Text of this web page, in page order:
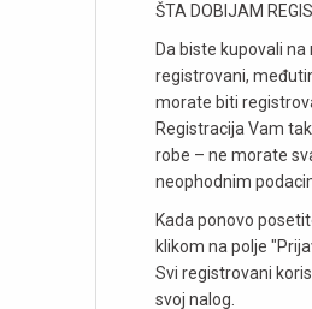
ŠTA DOBIJAM
Da biste kupovali
registrovani,
morate biti
Registracija Vam
robe – ne morate
neophodnim
Kada ponovo
klikom na polje
Svi registrovani
svoj nalog.